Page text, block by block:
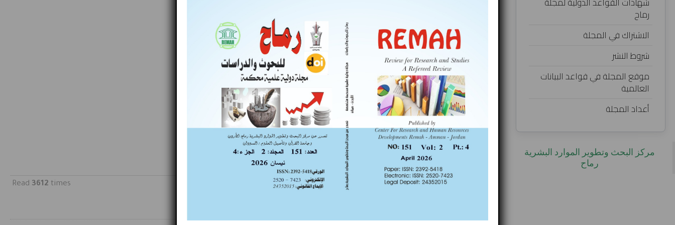
رماح
الاشتراك في المجلة
شروط النشر
موقع المجلة في قواعد البيانات
العالمية
أعداد المجلة
‎مركز البحث وتطوير الموارد البشرية
رماح‎
طلبة كلية التربية للعلوم الإنسانية
ماجد قاسم خالد
مديرية تربية محافظة نينوى
Read 3612 times